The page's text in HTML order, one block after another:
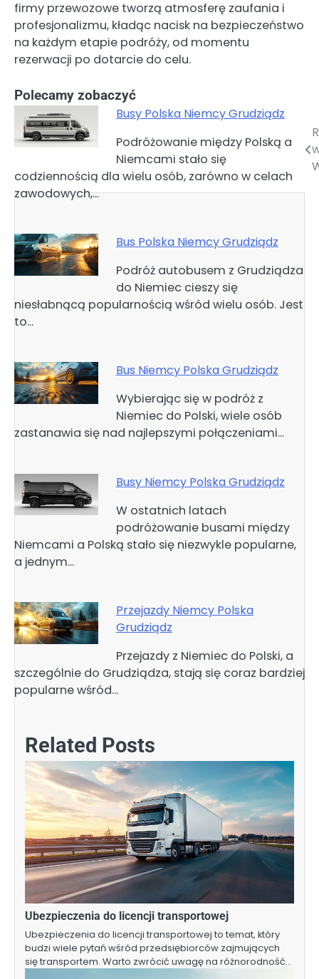
firmy przewozowe tworzą atmosferę zaufania i
profesjonalizmu, kładąc nacisk na bezpieczeństwo
na każdym etapie podróży, od momentu
rezerwacji po dotarcie do celu.
Polecamy zobaczyć
Busy Polska Niemcy Grudziądz
Podróżowanie między Polską a
Niemcami stało się
codziennością dla wielu osób, zarówno w celach
zawodowych,…
Bus Polska Niemcy Grudziądz
Podróż autobusem z Grudziądza
do Niemiec cieszy się
niesłabnącą popularnością wśród wielu osób. Jest
to…
Bus Niemcy Polska Grudziądz
Wybierając się w podróż z
Niemiec do Polski, wiele osób
zastanawia się nad najlepszymi połączeniami…
Busy Niemcy Polska Grudziądz
W ostatnich latach
podróżowanie busami między
Niemcami a Polską stało się niezwykle popularne,
a jednym…
Przejazdy Niemcy Polska
Grudziądz
Przejazdy z Niemiec do Polski, a
szczególnie do Grudziądza, stają się coraz bardziej
popularne wśród…
Nawigacja
Related Posts
Ubezpieczenia do licencji transportowej
Ubezpieczenia do licencji transportowej to temat, który
budzi wiele pytań wśród przedsiębiorców zajmujących
się transportem. Warto zwrócić uwagę na różnorodność…